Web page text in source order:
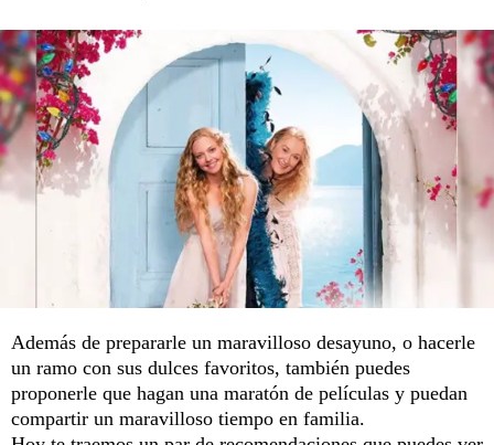
Además de prepararle un maravilloso desayuno, o hacerle
un ramo con sus dulces favoritos, también puedes
proponerle que hagan una maratón de películas y puedan
compartir un maravilloso tiempo en familia.